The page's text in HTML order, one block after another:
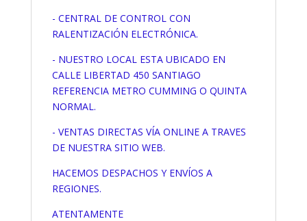
- CENTRAL DE CONTROL CON
RALENTIZACIÓN ELECTRÓNICA.
- NUESTRO LOCAL ESTA UBICADO EN
CALLE LIBERTAD 450 SANTIAGO
REFERENCIA METRO CUMMING O QUINTA
NORMAL.
- VENTAS DIRECTAS VÍA ONLINE A TRAVES
DE NUESTRA SITIO WEB.
HACEMOS DESPACHOS Y ENVÍOS A
REGIONES.
ATENTAMENTE